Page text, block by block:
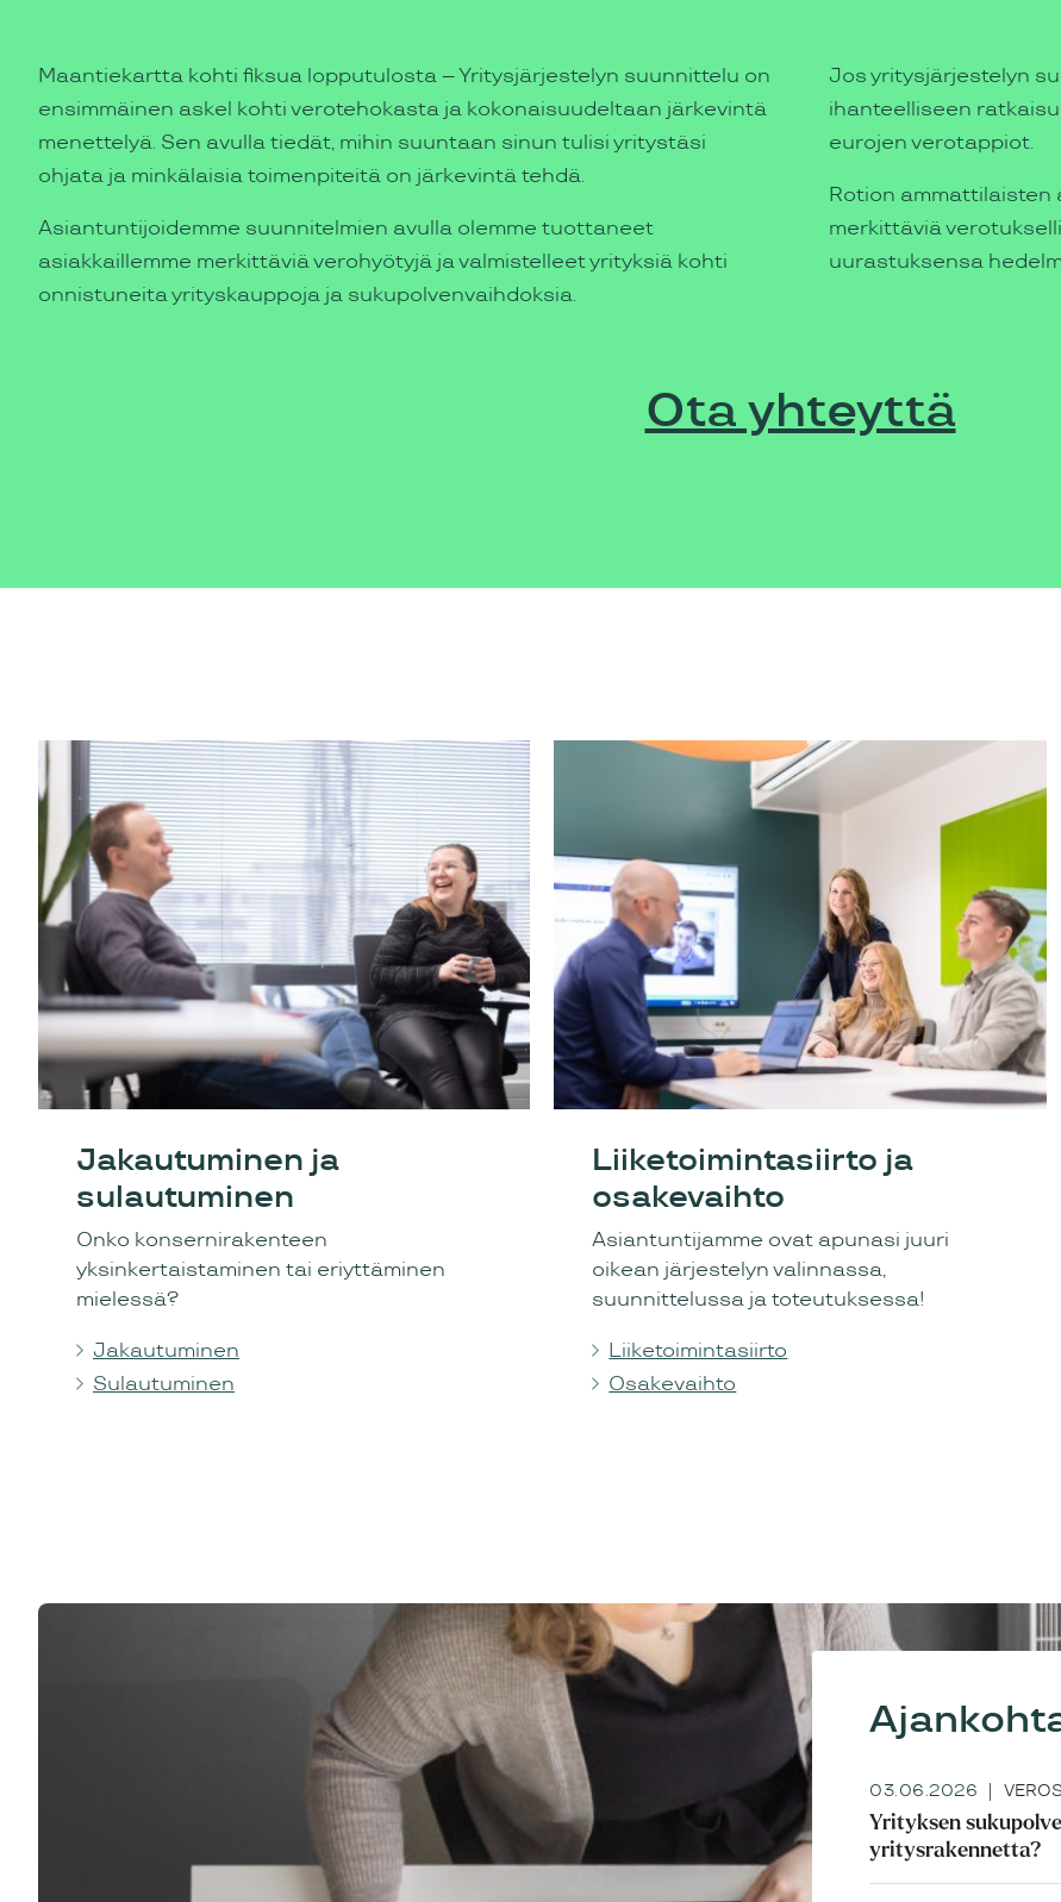
Maantiekartta kohti fiksua lopputulosta – Yritysjärjestelyn suunnittelu on
ensimmäinen askel kohti verotehokasta ja kokonaisuudeltaan järkevintä
menettelyä. Sen avulla tiedät, mihin suuntaan sinun tulisi yritystäsi
ohjata ja minkälaisia toimenpiteitä on järkevintä tehdä.
Asiantuntijoidemme suunnitelmien avulla olemme tuottaneet
asiakkaillemme merkittäviä verohyötyjä ja valmistelleet yrityksiä kohti
onnistuneita yrityskauppoja ja sukupolvenvaihdoksia.
Jos yritysjärjestelyn
ihanteelliseen
eurojen verotappiot.
Rotion
merkittäviä
uurastuksensa
Ota yhteyttä
Jakautuminen ja
sulautuminen
Onko konsernirakenteen
yksinkertaistaminen tai eriyttäminen
mielessä?
Jakautuminen
Sulautuminen
Liiketoimintasiirto ja
osakevaihto
Asiantuntijamme ovat apunasi juuri
oikean järjestelyn valinnassa,
suunnittelussa ja toteutuksessa!
Liiketoimintasiirto
Osakevaihto
03.06.2026
Yrityksen
yritysrakennetta?